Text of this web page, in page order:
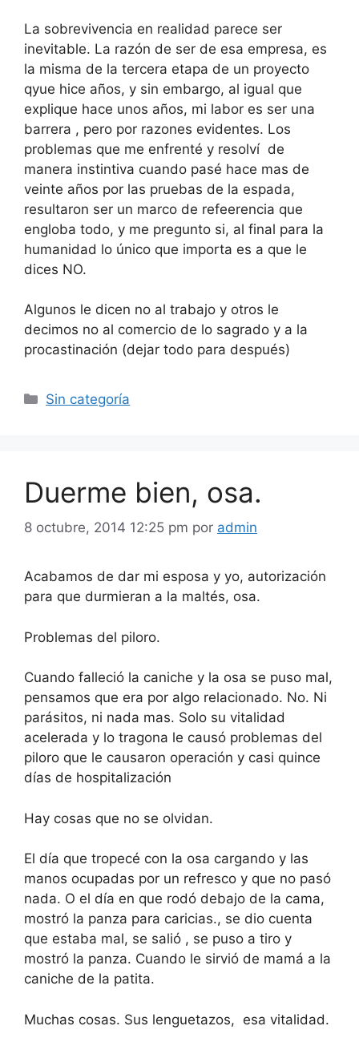
La sobrevivencia en realidad parece ser
inevitable. La razón de ser de esa empresa, es
la misma de la tercera etapa de un proyecto
qyue hice años, y sin embargo, al igual que
explique hace unos años, mi labor es ser una
barrera , pero por razones evidentes. Los
problemas que me enfrenté y resolví de
manera instintiva cuando pasé hace mas de
veinte años por las pruebas de la espada,
resultaron ser un marco de refeerencia que
engloba todo, y me pregunto si, al final para la
humanidad lo único que importa es a que le
dices NO.
Algunos le dicen no al trabajo y otros le
decimos no al comercio de lo sagrado y a la
procastinación (dejar todo para después)
Categorías
Sin categoría
Duerme bien, osa.
8 octubre, 2014 12:25 pm por admin
Acabamos de dar mi esposa y yo, autorización
para que durmieran a la maltés, osa.
Problemas del piloro.
Cuando falleció la caniche y la osa se puso mal,
pensamos que era por algo relacionado. No. Ni
parásitos, ni nada mas. Solo su vitalidad
acelerada y lo tragona le causó problemas del
piloro que le causaron operación y casi quince
días de hospitalización
Hay cosas que no se olvidan.
El día que tropecé con la osa cargando y las
manos ocupadas por un refresco y que no pasó
nada. O el día en que rodó debajo de la cama,
mostró la panza para caricias., se dio cuenta
que estaba mal, se salió , se puso a tiro y
mostró la panza. Cuando le sirvió de mamá a la
caniche de la patita.
Muchas cosas. Sus lenguetazos, esa vitalidad.